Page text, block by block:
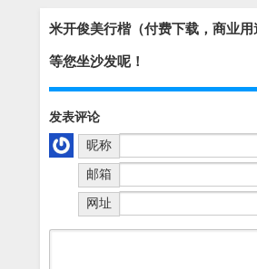
米开俊美行楷（付费下载，商业用
等您坐沙发呢！
发表评论
昵称
邮箱
网址